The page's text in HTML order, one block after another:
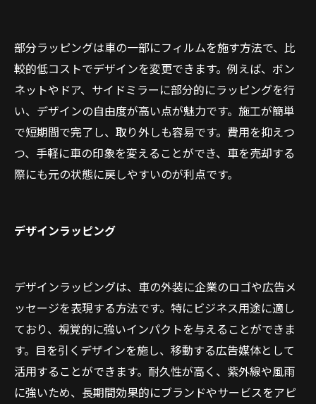
部分ラッピングは車の一部にフィルムを施す方法で、比
較的低コストでデザインを変更できます。例えば、ボン
ネットやドア、サイドミラーに部分的にラッピングを行
い、デザインの自由度が高い点が魅力です。施工が簡単
で短期間で完了し、取り外しも容易です。費用を抑えつ
つ、手軽に車の印象を変えることができ、車を売却する
際にも元の状態に戻しやすいのが利点です。
デザインラッピング
デザインラッピングは、車の外装に企業のロゴや広告メ
ッセージを表現する方法です。特にビジネス用途に適し
ており、視覚的に強いインパクトを与えることができま
す。目を引くデザインを施し、移動する広告媒体として
活用することができます。耐久性が高く、紫外線や風雨
に強いため、長期間効果的にブランドやサービスをアピ